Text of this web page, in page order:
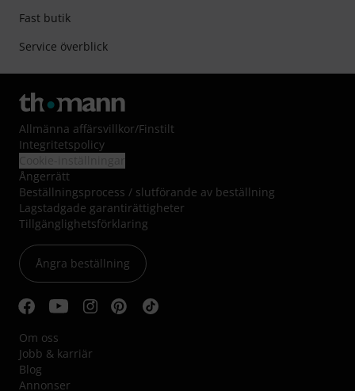
Fast butik
Service överblick
Allmänna affärsvillkor/Finstilt
Integritetspolicy
Ångerrätt
Beställningsprocess / slutförande av beställning
Lagstadgade garantirättigheter
Tillgänglighetsförklaring
Ångra beställning
Om oss
Jobb & karriär
Blog
Annonser